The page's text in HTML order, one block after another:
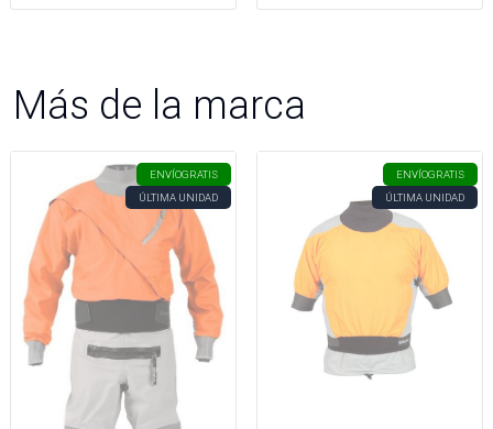
Más de la marca
ENVÍOGRATIS
ÚLTIMA UNIDAD
ENVÍOGRATIS
ÚLTIMA UNIDAD